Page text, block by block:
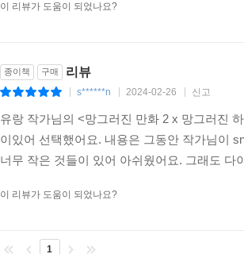
이 리뷰가 도움이 되었나요?
종이책 구매 리뷰
s******n 2024-02-26 신고
유랑 작가님의 <망그러진 만화 2 x 망그러진
이있어 선택했어요. 내용은 그동안 작가님이
너무 작은 것들이 있어 아쉬웠어요. 그래도
이 리뷰가 도움이 되었나요?
1